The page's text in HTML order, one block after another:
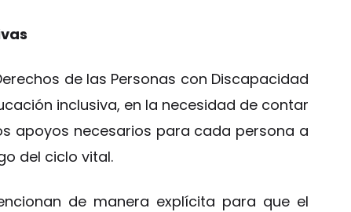
de las Personas con Discapacidad
inclusiva, en la necesidad de contar
apoyos necesarios para cada persona a
del ciclo vital.
de manera explícita para que el